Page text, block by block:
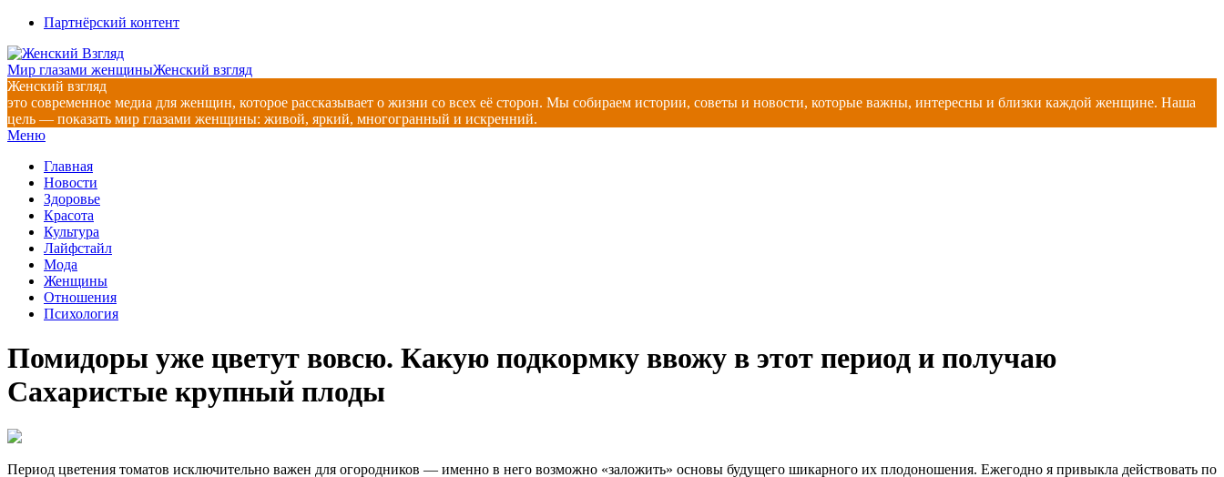
Перейти
содержимому
Партнёрский контент
Мир глазами женщиныЖенский взгляд
Женский взгляд
это современное медиа для женщин, которое рассказывает о жизни со всех её сторон. Мы собираем истории, советы и новости, которые важны, интересны и близки каждой женщине. Наша
цель — показать мир глазами женщины: живой, яркий, многогранный и искренний.
Главное
меню
Меню
Главная
Новости
Здоровье
Красота
Культура
Лайфстайл
Мода
Женщины
Отношения
Психология
Помидоры уже цветут вовсю. Какую подкормку ввожу в этот период и получаю
Сахаристые крупный плоды
Период цветения томатов исключительно важен для огородников — именно в него возможно «заложить» основы будущего шикарного их плодоношения. Ежегодно я привыкла действовать по